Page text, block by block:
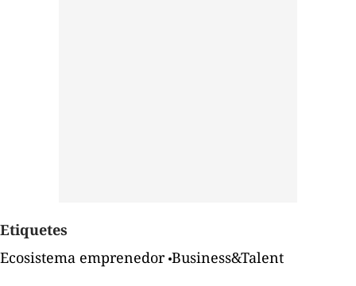
Etiquetes
Ecosistema emprenedor Business&Talent